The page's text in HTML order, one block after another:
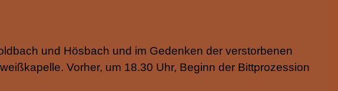
und Hösbach und im Gedenken der verstorbenen
Vorher, um 18.30 Uhr, Beginn der Bittprozession